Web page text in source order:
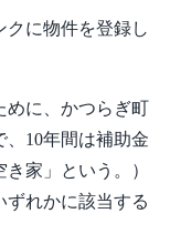
に物件を登録し
に、かつらぎ町
10年間は補助金
家」という。）
ずれかに該当する